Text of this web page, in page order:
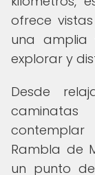
ofrece
una amplia
explorar y
Desde
Rambla de
un punto